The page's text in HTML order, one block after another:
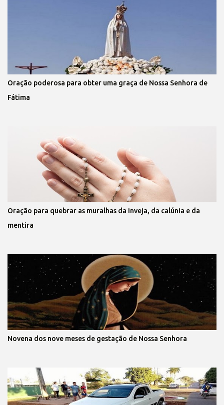
Oração poderosa para obter uma graça de Nossa Senhora de
Fátima
Oração para quebrar as muralhas da inveja, da calúnia e da
mentira
Novena dos nove meses de gestação de Nossa Senhora